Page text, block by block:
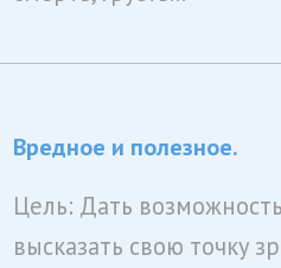
Вредное и полезное.
Цель: Дать
высказать свою точку